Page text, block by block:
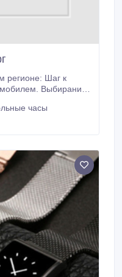
регионе: Шаг к
Выбирание
прав
обилие
-
часы